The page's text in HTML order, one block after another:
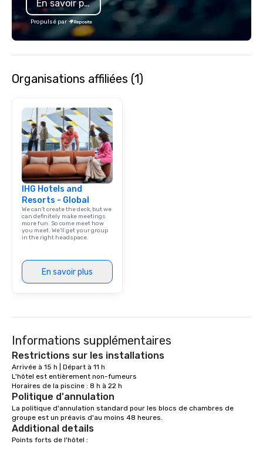
En savoir plus
Propulsé par
Organisations affiliées (1)
IHG Hotels and
Resorts - Global
We can't create the deck, but we
can definitely make meetings
more fun. So come meet how
you meet. We'll get your group
in the right headspace.
En savoir plus
Informations supplémentaires
Restrictions sur les installations
Arrivée à 15 h | Départ à 11 h
L'hôtel est entièrement non-fumeurs
Horaires de la piscine : 8 h à 22 h
Politique d'annulation
La politique d'annulation standard pour les blocs de chambres de
groupe est un préavis d'au moins 48 heures.
Additional details
Points forts de l'hôtel :